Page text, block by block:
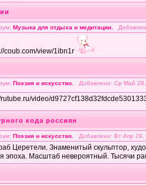
Музыка для отдыха и медитации.
coub.com/view/1ibn1r
Поэзия и искусство. Добавлено: Ср Май
rutube.ru/video/
кода россиян
Поэзия и искусство. Добавлено: Вт Апр
Церетели. Знаменитый скульптор,
эпоха. Масштаб невероятный. Тысячи